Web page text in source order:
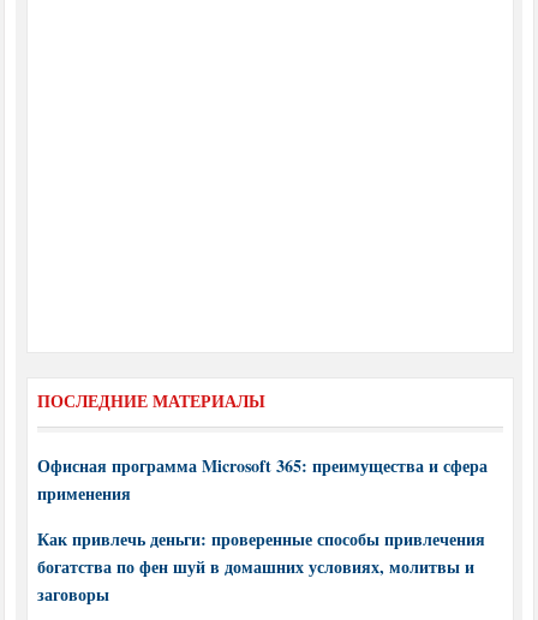
ПОСЛЕДНИЕ МАТЕРИАЛЫ
Офисная программа Microsoft 365: преимущества и сфера
применения
Как привлечь деньги: проверенные способы привлечения
богатства по фен шуй в домашних условиях, молитвы и
заговоры